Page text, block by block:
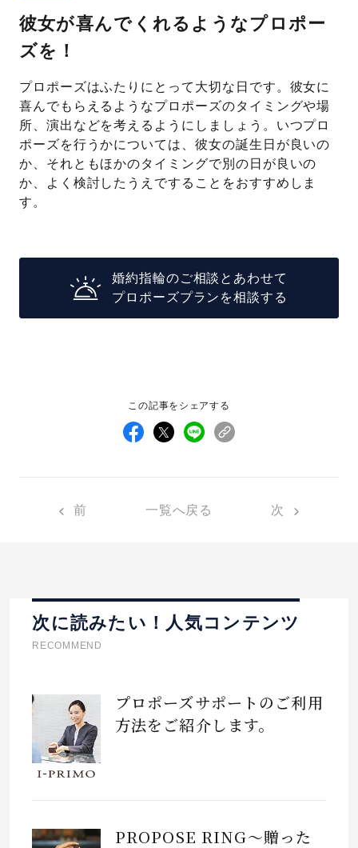
彼女が喜んでくれるようなプロポー
ズを！
プロポーズはふたりにとって大切な日です。彼女に
喜んでもらえるようなプロポーズのタイミングや場
所、演出などを考えるようにしましょう。いつプロ
ポーズを行うかについては、彼女の誕生日が良いの
か、それともほかのタイミングで別の日が良いの
か、よく検討したうえですることをおすすめしま
す。
婚約指輪のご相談とあわせて
プロポーズプランを相談する
この記事をシェアする
前 一覧へ戻る 次
次に読みたい！人気コンテンツ
RECOMMEND
プロポーズサポートのご利用
方法をご紹介します。
PROPOSE RING～贈った